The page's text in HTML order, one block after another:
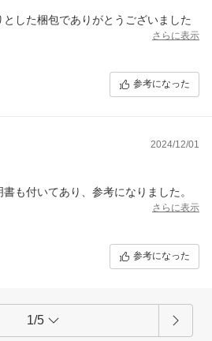
した梱包でありがとうございました
さらに表示
参考になった
2024/12/01
も付いてあり、参考になりました。
さらに表示
参考になった
1/5